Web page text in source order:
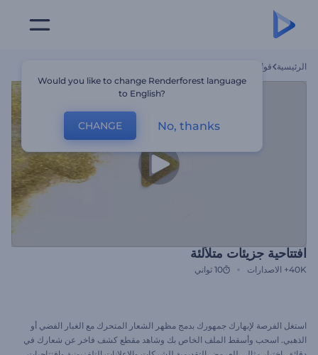
الرئيسية قوالب
افتتاحية جزيئات متلألئة
40K+ الاصدارات 10 ثواني
استغل الفرصة لإبهارك جمهورك بدمج مظهر الشعار المتحرك مع الغبار الفضي أو
الذهبي. اسحب وأسقط الملف الخاص بك وشاهد مقطع كشف فاخر عن شعارك في
Would you like to change Renderforest language
to English?
CHANGE No, thanks